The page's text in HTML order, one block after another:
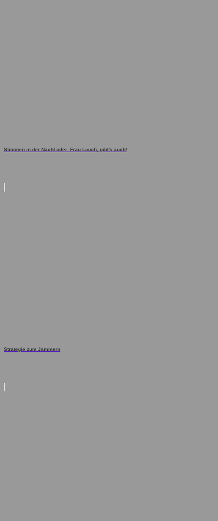
Stimmen in der Nacht oder: Frau Lauch, gibt's auch!
Strategie zum Jammern